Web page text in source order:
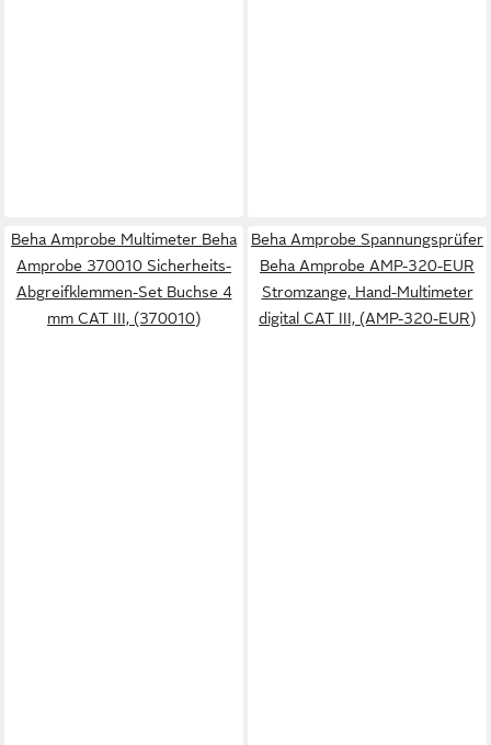
Beha Amprobe Multimeter Beha
Amprobe 370010 Sicherheits-
Abgreifklemmen-Set Buchse 4
mm CAT III, (370010)
Beha Amprobe Spannungsprüfer
Beha Amprobe AMP-320-EUR
Stromzange, Hand-Multimeter
digital CAT III, (AMP-320-EUR)